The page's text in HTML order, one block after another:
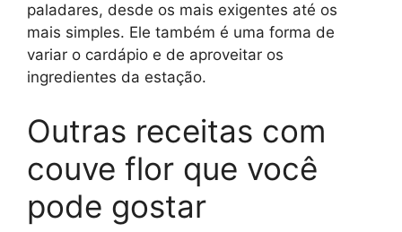
paladares, desde os mais exigentes até os
mais simples. Ele também é uma forma de
variar o cardápio e de aproveitar os
ingredientes da estação.
Outras receitas com
couve flor que você
pode gostar